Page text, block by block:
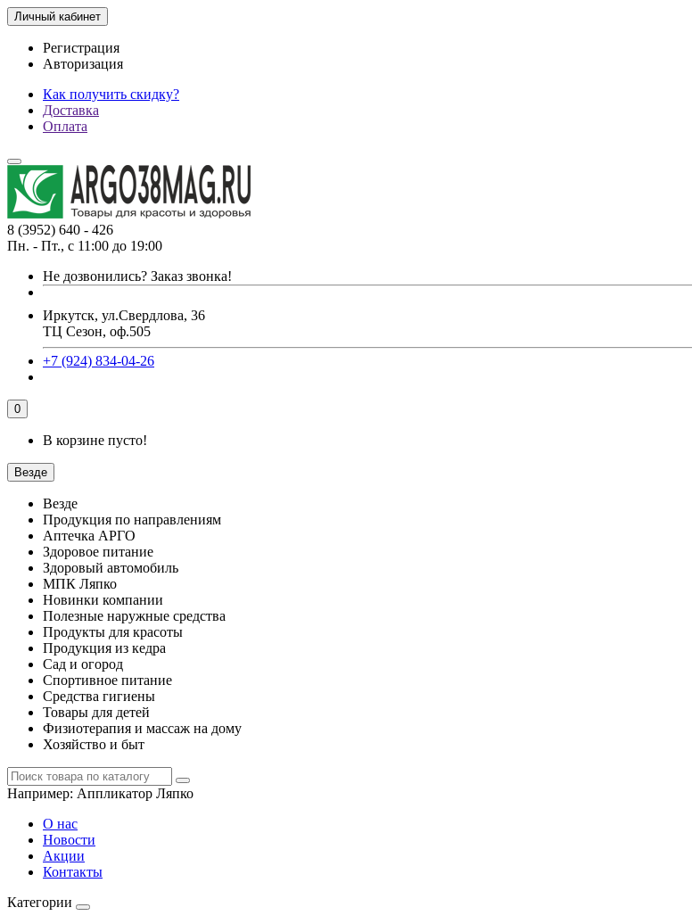
Личный кабинет
Регистрация
Авторизация
Как получить скидку?
Доставка
Оплата
8 (3952) 640 - 426
Пн. - Пт., с 11:00 до 19:00
Не дозвонились? Заказ звонка!
Иркутск, ул.Свердлова, 36
ТЦ Сезон, оф.505
+7 (924) 834-04-26
0
В корзине пусто!
Везде
Везде
Продукция по направлениям
Аптечка АРГО
Здоровое питание
Здоровый автомобиль
МПК Ляпко
Новинки компании
Полезные наружные средства
Продукты для красоты
Продукция из кедра
Сад и огород
Спортивное питание
Средства гигиены
Товары для детей
Физиотерапия и массаж на дому
Хозяйство и быт
Например: Аппликатор Ляпко
О нас
Новости
Акции
Контакты
Категории